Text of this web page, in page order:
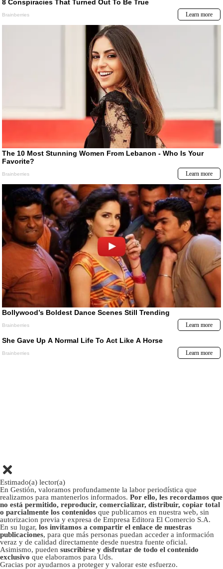
Estimado(a) lector(a)
En Gestión, valoramos profundamente la labor periodística que
realizamos para mantenerlos informados. Por ello, les recordamos que
no está permitido, reproducir, comercializar, distribuir, copiar total
o parcialmente los contenidos que publicamos en nuestra web, sin
autorizacion previa y expresa de Empresa Editora El Comercio S.A.
En su lugar, los invitamos a compartir el enlace de nuestras
publicaciones, para que más personas puedan acceder a información
veraz y de calidad directamente desde nuestra fuente oficial.
Asimismo, pueden suscribirse y disfrutar de todo el contenido
exclusivo que elaboramos para Uds.
Gracias por ayudarnos a proteger y valorar este esfuerzo.